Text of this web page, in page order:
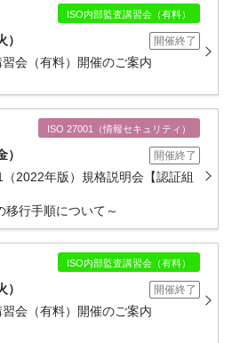
ISO内部監査講習会（有料）
開催終了
会（有料）開催のご案内
ISO 27001（情報セキュリティ）
開催終了
2022年版）規格説明会【認証組
向け】
行手順について～
ISO内部監査講習会（有料）
開催終了
会（有料）開催のご案内